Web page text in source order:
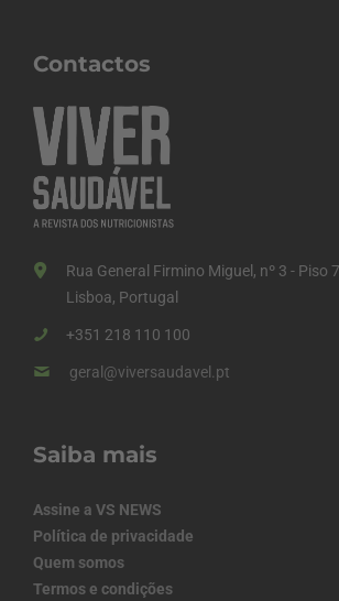
Contactos
Rua General Firmino Miguel, nº 3 - Piso
Lisboa, Portugal
+351 218 110 100
geral@viversaudavel.pt
Saiba mais
Assine a VS NEWS
Política de privacidade
Quem somos
Termos e condições